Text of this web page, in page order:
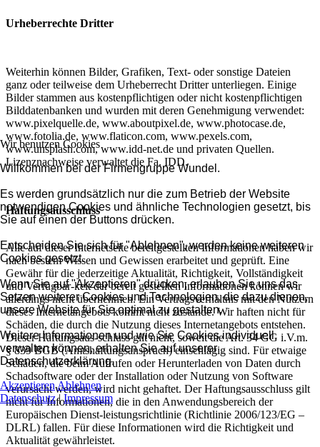
Urheberrechte Dritter
Weiterhin können Bilder, Grafiken, Text- oder sonstige Dateien
ganz oder teilweise dem Urheberrecht Dritter unterliegen. Einige
Bilder stammen aus kostenpflichtigen oder nicht kostenpflichtigen
Bilddatenbanken und wurden mit deren Genehmigung verwendet:
www.pixelquelle.de, www.aboutpixel.de, www.photocase.de,
www.fotolia.de, www.flaticon.com, www.pexels.com,
www.unsplash.com, www.idd-net.de und privaten Quellen.
Lizenznachweise verwaltet die Fa. IDD.
Haftungsausschluss
Alle auf dieser Internetseite bereitgestellten Informationen haben wir
nach bestem Wissen und Gewissen erarbeitet und geprüft. Eine
Gewähr für die jederzeitige Aktualität, Richtigkeit, Vollständigkeit
und Verfügbar-keit der bereit gestellten Informationen können wir
allerdings nicht übernehmen. Ein Vertragsverhältnis mit den Nutzern
dieses Internetangebots kommt nicht zustande. Wir haften nicht für
Schäden, die durch die Nutzung dieses Internetangebots entstehen.
Dieser Haftungsaus-schluss gilt nicht, soweit die Art. 34 GG i.V.m.
§ 839 BGB (Amtshaftungsanspruch) einschlägig sind. Für etwaige
Schäden, die beim Aufrufen oder Herunterladen von Daten durch
Schadsoftware oder der Installation oder Nutzung von Software
verursacht werden, wird nicht gehaftet. Der Haftungsausschluss gilt
nicht für Informationen, die in den Anwendungsbereich der
Europäischen Dienst-leistungsrichtlinie (Richtlinie 2006/123/EG –
DLRL) fallen. Für diese Informationen wird die Richtigkeit und
Aktualität gewährleistet.
Wir benutzen Cookies
Willkommen bei der Firmengruppe Wundel.
Es werden grundsätzlich nur die zum Betrieb der Website
notwendigen Cookies und ähnliche Technologien gesetzt, bis
Sie auf einen der Buttons drücken.
Entscheiden Sie sich für "Ablehnen", werden keine weiteren
Cookies gesetzt.
Wenn Sie auf "Akzeptieren" drücken, erlauben Sie uns das
Setzen weiterer Cookies und Technologien, die dazu dienen,
unsere Website für Sie optimal zu gestalten.
Weitere Informationen und wie Sie Cookies individuell
verwalten können, erhalten Sie auf unserer
Datenschutzerklärung.
Akzeptieren Ablehnen
Datenschutz|Impressum